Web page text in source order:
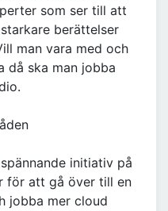
som ser till att
berättelser
man vara med och
då ska man jobba
initiativ på
för att gå över till en
jobba mer cloud